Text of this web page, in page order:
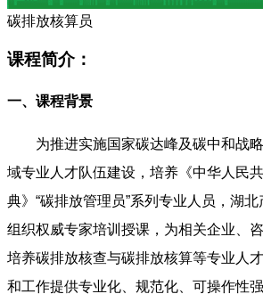
碳排放核算员
课程简介：
一、课程背景
为推进实施国家碳达峰及碳中和战
域专业人才队伍建设，培养《中华人民
典》“碳排放管理员”系列专业人员，湖
组织权威专家培训授课，为相关企业、
培养碳排放核查与碳排放核算等专业人
和工作提供专业化、规范化、可操作性